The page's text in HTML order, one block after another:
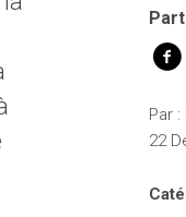
Par :
22